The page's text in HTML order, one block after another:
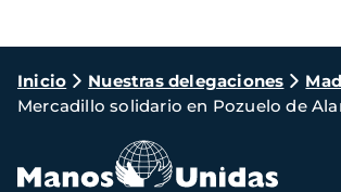
Ruta
de
navegación
Inicio Nuestras delegaciones
Mercadillo solidario en Pozuelo de